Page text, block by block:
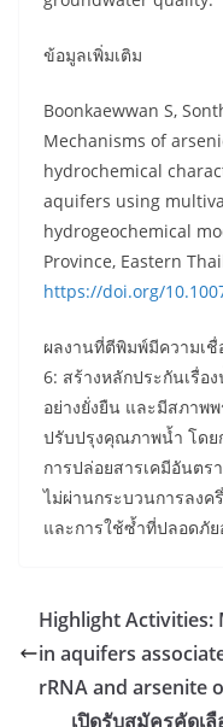
ข้อมูลเพิ่มเติม
Boonkaewwan S,
Mechanisms of
hydrochemical
aquifers using
hydrogeochemical
Province, Eastern
https://doi.org/
ผลงานที่ตีพิมพ์มีความเชื่
6: สร้างหลักประกันเรื่อ
อย่างยั่งยืน และมีสภาพ
ปรับปรุงคุณภาพน้ำ โดย
การปล่อยสารเคมีอันต
ไม่ผ่านกระบวนการลงค
และการใช้ซ้ำที่ปลอดภัย
Highlight
in aquifers
rRNA and arsenite
เปิดรับสมัครคัดเ